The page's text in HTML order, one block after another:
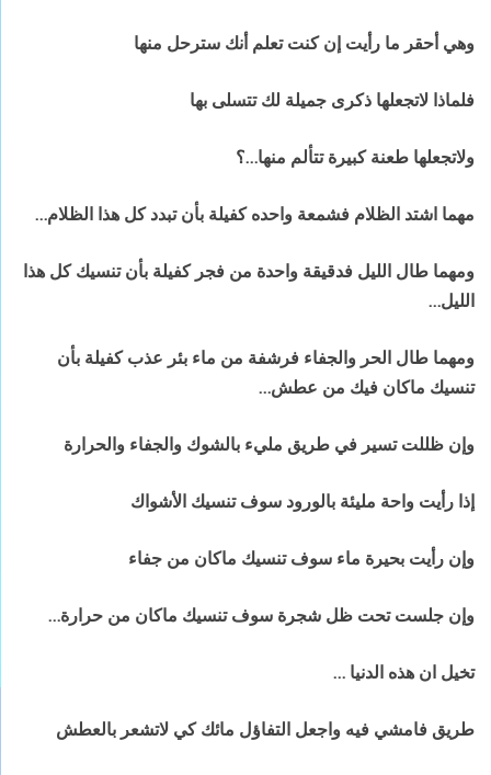
وهي أحقر ما رأيت إن كنت تعلم أنك سترحل منها
فلماذا لاتجعلها ذكرى جميلة لك تتسلى بها
ولاتجعلها طعنة كبيرة تتألم منها…؟
مهما اشتد الظلام فشمعة واحده كفيلة بأن تبدد كل هذا الظلام…
ومهما طال الليل فدقيقة واحدة من فجر كفيلة بأن تنسيك كل هذا
الليل…
ومهما طال الحر والجفاء فرشفة من ماء بئر عذب كفيلة بأن
تنسيك ماكان فيك من عطش…
وإن ظللت تسير في طريق مليء بالشوك والجفاء والحرارة
إذا رأيت واحة مليئة بالورود سوف تنسيك الأشواك
وإن رأيت بحيرة ماء سوف تنسيك ماكان من جفاء
وإن جلست تحت ظل شجرة سوف تنسيك ماكان من حرارة…
تخيل ان هذه الدنيا …
طريق فامشي فيه واجعل التفاؤل مائك كي لاتشعر بالعطش